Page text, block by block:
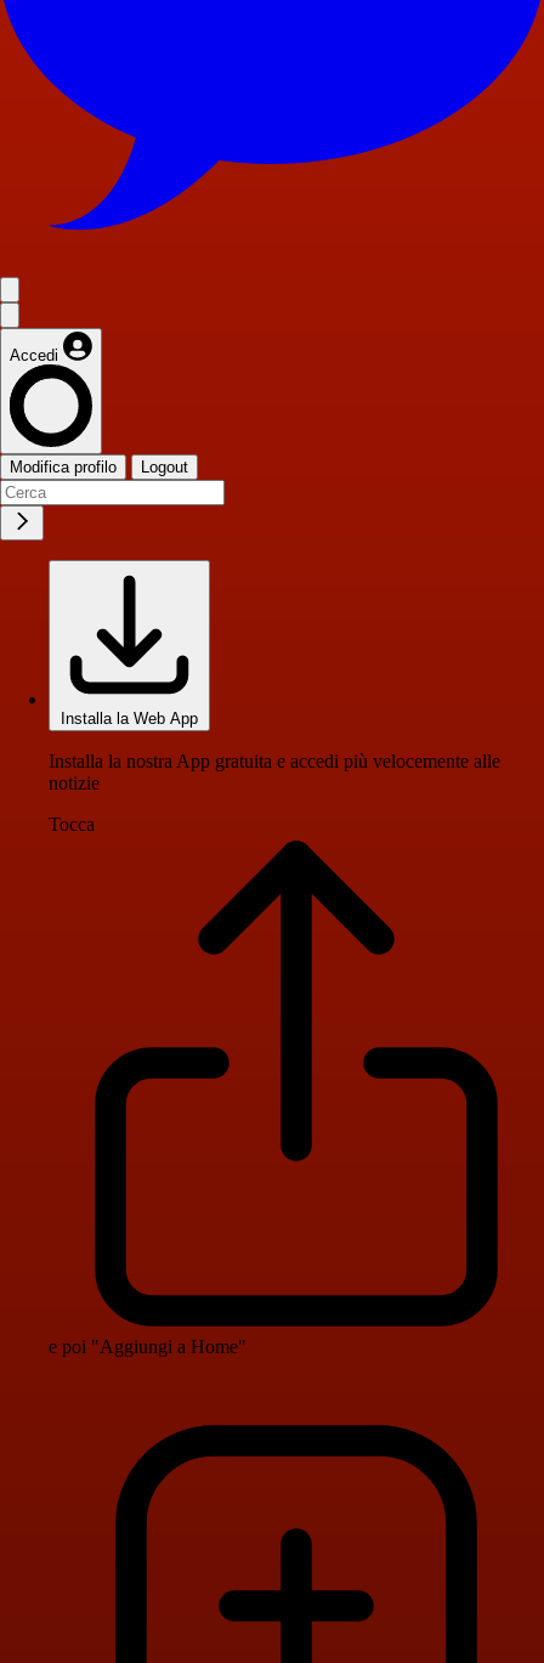
Accedi
Modifica profilo Logout
Installa la Web App
Installa la nostra App gratuita e accedi più velocemente alle
notizie
Tocca
e poi "Aggiungi a Home"